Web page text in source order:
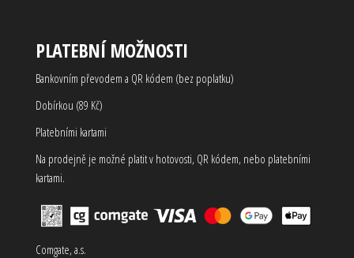
PLATEBNÍ MOŽNOSTI
Bankovním převodem a QR kódem (bez poplatku)
Dobírkou (89 Kč)
Platebními kartami
Na prodejně je možné platit v hotovosti, QR kódem, nebo platebními
kartami.
Comgate, a.s.